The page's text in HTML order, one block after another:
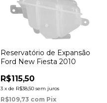
Reservatório de Expansão
Ford New Fiesta 2010
R$115,50
3 x de R$38,50 sem juros
R$109,73 com Pix